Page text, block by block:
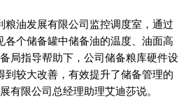
粮油发展有限公司监控调度室，通过
各个储备罐中储备油的温度、油面高
局指导帮助下，公司储备粮库硬件设
到较大改善，有效提升了储备管理的
有限公司总经理助理艾迪莎说。